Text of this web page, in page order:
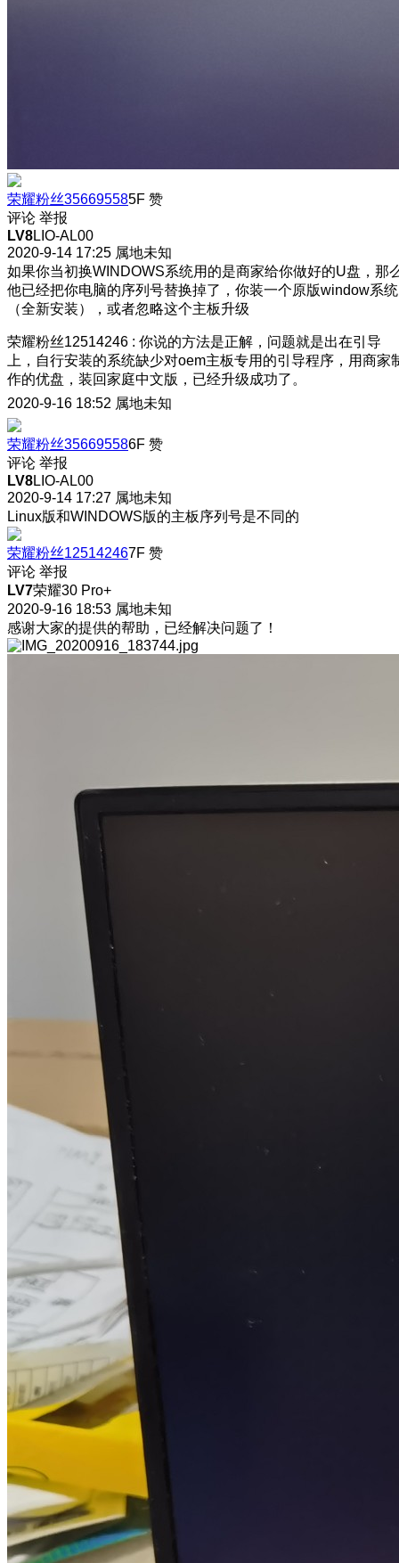
荣耀粉丝356695585F 赞
评论 举报
LV8LIO-AL00
2020-9-14 17:25 属地未知
如果你当初换WINDOWS系统用的是商家给你做好的U盘，那
他已经把你电脑的序列号替换掉了，你装一个原版window系统
（全新安装），或者忽略这个主板升级
荣耀粉丝12514246 : 你说的方法是正解，问题就是出在引导
上，自行安装的系统缺少对oem主板专用的引导程序，用商家
作的优盘，装回家庭中文版，已经升级成功了。
2020-9-16 18:52 属地未知
荣耀粉丝356695586F 赞
评论 举报
LV8LIO-AL00
2020-9-14 17:27 属地未知
Linux版和WINDOWS版的主板序列号是不同的
荣耀粉丝125142467F 赞
评论 举报
LV7荣耀30 Pro+
2020-9-16 18:53 属地未知
感谢大家的提供的帮助，已经解决问题了！